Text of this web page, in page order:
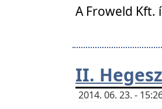
A Froweld
II.
2014. 06. 23. -